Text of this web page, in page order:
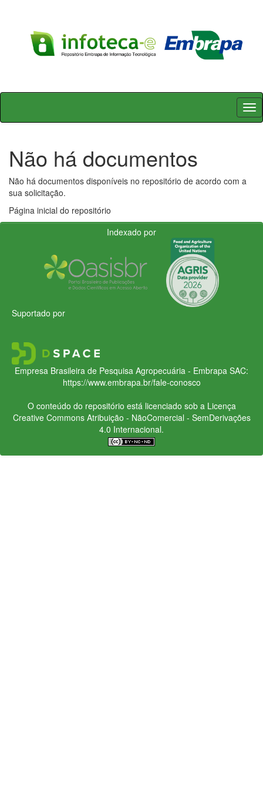
Skip
Não há documentos
Não há documentos disponíveis no repositório de acordo com a
sua solicitação.
Página inicial do repositório
Indexado por
Suportado por
Empresa Brasileira de Pesquisa Agropecuária - Embrapa SAC:
https://www.embrapa.br/fale-conosco
O conteúdo do repositório está licenciado sob a Licença
Creative CommonsAtribuição - NãoComercial - SemDerivações
4.0 Internacional.